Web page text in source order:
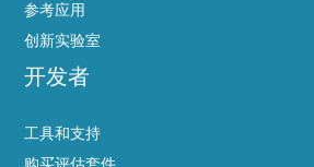
参考应用
创新实验室
开发者
工具和支持